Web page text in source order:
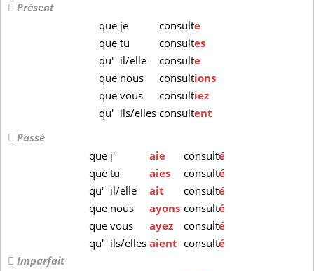
Présent
que je consulte
que tu consultes
qu' il/elle consulte
que nous consultions
que vous consultiez
qu' ils/elles consultent
Passé
que j' aie consulté
quetu aies consulté
qu' il/elle ait consulté
que nous ayons consulté
quevous ayez consulté
qu' ils/ellesaient consulté
Imparfait